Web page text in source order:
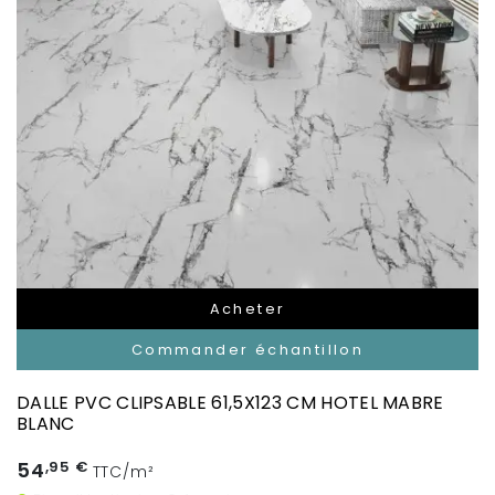
Acheter
Commander échantillon
DALLE PVC CLIPSABLE 61,5X123 CM HOTEL MABRE
BLANC
54,95 € TTC/m²